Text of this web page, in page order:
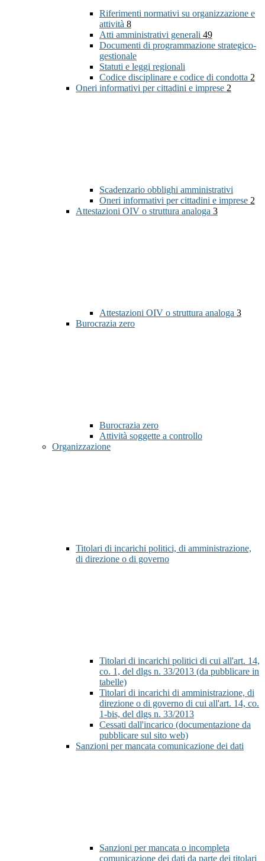
Riferimenti normativi su organizzazione e
attività 8
Atti amministrativi generali 49
Documenti di programmazione strategico-
gestionale
Statuti e leggi regionali
Codice disciplinare e codice di condotta 2
Oneri informativi per cittadini e imprese 2
Scadenzario obblighi amministrativi
Oneri informativi per cittadini e imprese 2
Attestazioni OIV o struttura analoga 3
Attestazioni OIV o struttura analoga 3
Burocrazia zero
Burocrazia zero
Attività soggette a controllo
Organizzazione
Titolari di incarichi politici, di amministrazione,
di direzione o di governo
Titolari di incarichi politici di cui all'art. 14,
co. 1, del dlgs n. 33/2013 (da pubblicare in
tabelle)
Titolari di incarichi di amministrazione, di
direzione o di governo di cui all'art. 14, co.
1-bis, del dlgs n. 33/2013
Cessati dall'incarico (documentazione da
pubblicare sul sito web)
Sanzioni per mancata comunicazione dei dati
Sanzioni per mancata o incompleta
comunicazione dei dati da parte dei titolari